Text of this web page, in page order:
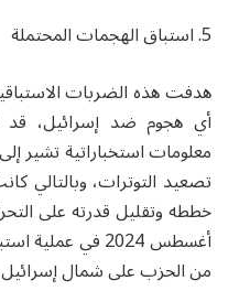
5. استباق الهجمات المحتملة
هدفت هذه الضربات
أي هجوم ضد إسرائيل،
معلومات استخباراتية تشير
تصعيد التوترات، وبالتالي
خططه وتقليل قدرته على
أغسطس 2024 في
من الحزب على شمال